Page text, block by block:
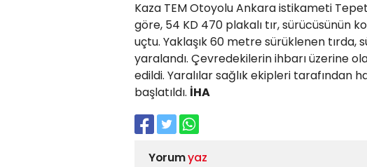
Kaza TEM Otoyolu Ankara istikameti
göre, 54 KD 470 plakalı tır, sürücüsünün
uçtu. Yaklaşık 60 metre sürüklenen tırda,
yaralandı. Çevredekilerin ihbarı üzerine
edildi. Yaralılar sağlık ekipleri tarafından
başlatıldı. İHA
Yorumyaz